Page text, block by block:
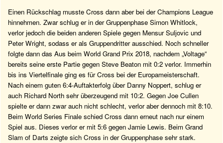
Einen Rückschlag musste Cross dann aber bei der Champions League
hinnehmen. Zwar schlug er in der Gruppenphase Simon Whitlock,
verlor jedoch die beiden anderen Spiele gegen Mensur Suljovic und
Peter Wright, sodass er als Gruppendritter ausschied. Noch schneller
folgte dann das Aus beim World Grand Prix 2018, nachdem „Voltage“
bereits seine erste Partie gegen Steve Beaton mit 0:2 verlor. Immerhin
bis ins Viertelfinale ging es für Cross bei der Europameisterschaft.
Nach einem guten 6:4-Auftakterfolg über Danny Noppert, schlug er
auch Richard North sehr überzeugend mit 10:2. Gegen Joe Cullen
spielte er dann zwar auch nicht schlecht, verlor aber dennoch mit 8:10.
Beim World Series Finale schied Cross dann erneut nach nur einem
Spiel aus. Dieses verlor er mit 5:6 gegen Jamie Lewis. Beim Grand
Slam of Darts zeigte sich Cross in der Gruppenphase sehr stark.